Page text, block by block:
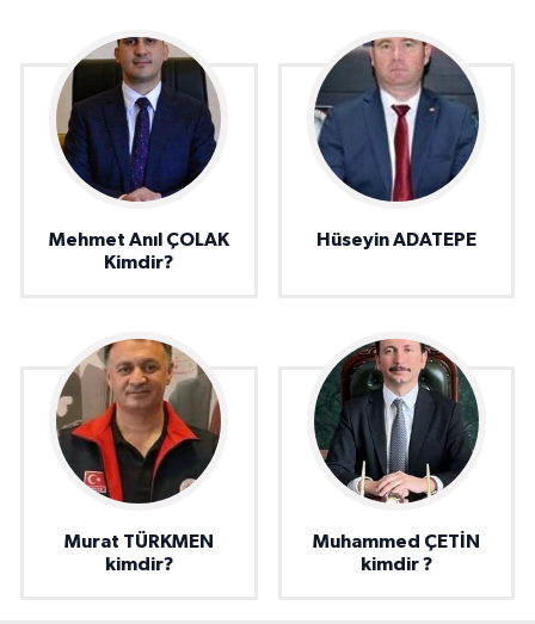
Mehmet Anıl ÇOLAK
Kimdir?
Hüseyin ADATEPE
Murat TÜRKMEN
kimdir?
Muhammed ÇETİN
kimdir ?